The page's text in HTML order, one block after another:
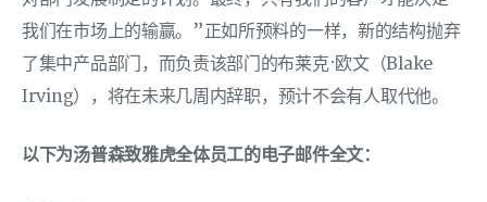
我们在市场上的输赢。”正如所预料的一样，新的结构抛弃
了集中产品部门，而负责该部门的布莱克·欧文（Blake
Irving），将在未来几周内辞职，预计不会有人取代他。
以下为汤普森致雅虎全体员工的电子邮件全文：